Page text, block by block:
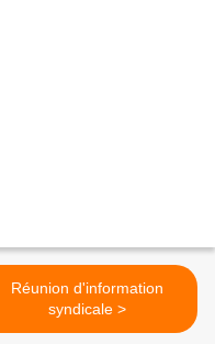
Réunion d'information
syndicale >